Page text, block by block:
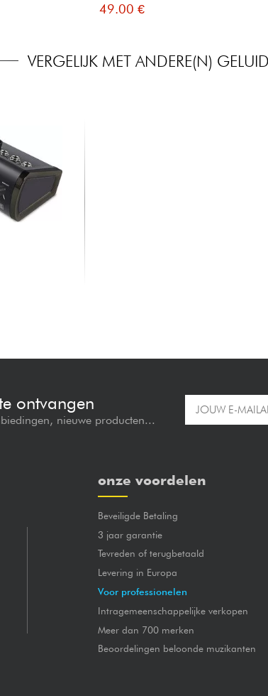
49.00 €
VERGELIJK MET ANDERE(N)
ontvangen
nieuwe producten...
onze voordelen
Beveiligde Betaling
3 jaar garantie
Tevreden of terugbetaald
Levering in Europa
Voor professionelen
Intragemeenschappelijke verkopen
Meer dan 700 merken
Beoordelingen beloonde muzikanten